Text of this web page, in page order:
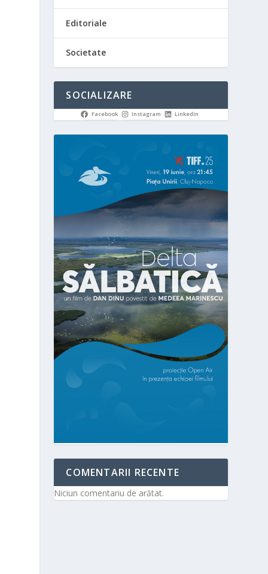
Editoriale
Societate
SOCIALIZARE
Facebook Instagram LinkedIn
COMENTARII RECENTE
Niciun comentariu de arătat.